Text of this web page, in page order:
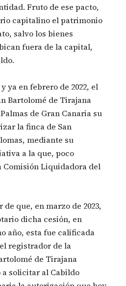
Fruto de ese pacto,
capitalino el patrimonio
salvo los bienes
fuera de la capital,
ya en febrero de 2022, el
Bartolomé de Tirajana
de Gran Canaria su
la finca de San
mediante su
a la que, poco
Comisión Liquidadora del
de que, en marzo de 2023,
dicha cesión, en
año, esta fue calificada
registrador de la
de Tirajana
solicitar al Cabildo